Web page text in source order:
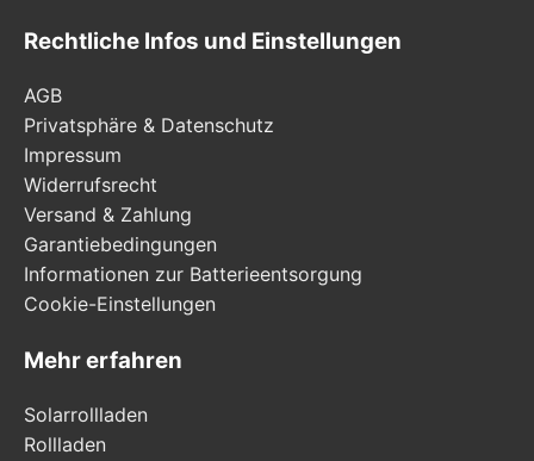
Rechtliche Infos und Einstellungen
AGB
Privatsphäre & Datenschutz
Impressum
Widerrufsrecht
Versand & Zahlung
Garantiebedingungen
Informationen zur Batterieentsorgung
Cookie-Einstellungen
Mehr erfahren
Solarrollladen
Rollladen